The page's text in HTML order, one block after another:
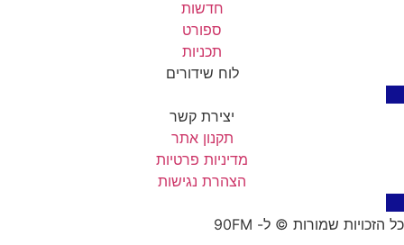
חדשות
ספורט
תכניות
לוח שידורים
יצירת קשר
תקנון אתר
מדיניות פרטיות
הצהרת נגישות
כל הזכויות שמורות © ל- 90FM